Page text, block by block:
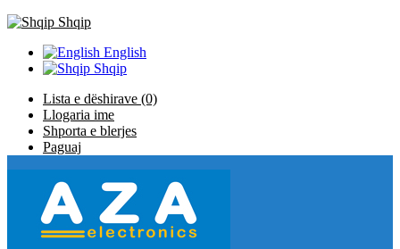
Shqip
English
Shqip
Lista e dëshirave (0)
Llogaria ime
Shporta e blerjes
Paguaj